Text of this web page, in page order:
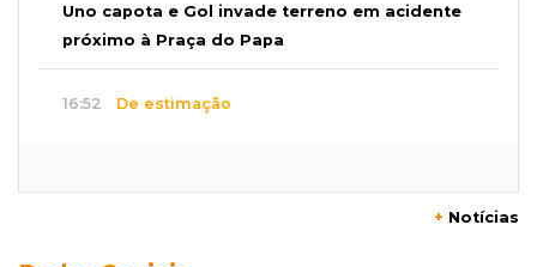
Uno capota e Gol invade terreno em acidente
próximo à Praça do Papa
16:52 De estimação
+ Notícias